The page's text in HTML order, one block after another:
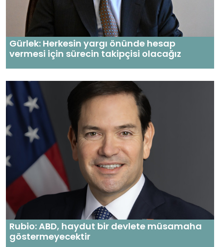
Gürlek: Herkesin yargı önünde hesap
vermesi için sürecin takipçisi olacağız
Rubio: ABD, haydut bir devlete müsamaha
göstermeyecektir